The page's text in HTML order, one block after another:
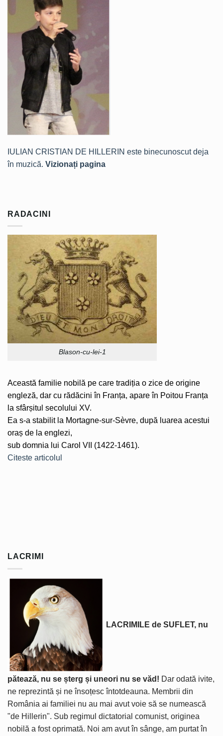
IULIAN CRISTIAN DE HILLERIN este binecunoscut deja
în muzică. Vizionați pagina
RADACINI
Blason-cu-lei-1
Această familie nobilă pe care tradiția o zice de origine
engleză, dar cu rădăcini în Franța, apare în Poitou Franța
la sfârșitul secolului XV.
Ea s-a stabilit la Mortagne-sur-Sèvre, după luarea acestui
oraș de la englezi,
sub domnia lui Carol VII (1422-1461).
Citeste articolul
LACRIMI
LACRIMILE de SUFLET, nu
pătează, nu se șterg și uneori nu se văd! Dar odată ivite,
ne reprezintă și ne însoțesc întotdeauna. Membrii din
România ai familiei nu au mai avut voie să se numească
"de Hillerin". Sub regimul dictatorial comunist, originea
nobilă a fost oprimată. Noi am avut în sânge, am purtat în